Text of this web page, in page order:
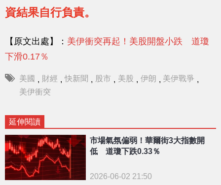
資結果自行負責。
【原文出處】： 美伊衝突再起！美股開盤小跌 道瓊
下滑0.17％
美國 , 財經 , 快新聞 , 股市 , 美股 , 伊朗 , 美伊戰爭 ,
美伊衝突
延伸閱讀
市場氣氛偏弱！華爾街3大指數開
低 道瓊下跌0.33％
2026-06-02 21:50